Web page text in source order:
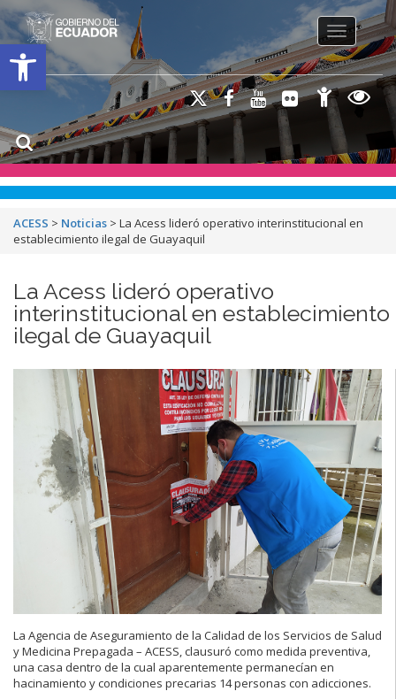
Open toolbar
Toggle
ACESS > Noticias > La Acess lideró operativo interinstitucional en
establecimiento ilegal de Guayaquil
La Acess lideró operativo
interinstitucional en establecimiento
ilegal de Guayaquil
La Agencia de Aseguramiento de la Calidad de los Servicios de Salud
y Medicina Prepagada – ACESS, clausuró como medida preventiva,
una casa dentro de la cual aparentemente permanecían en
hacinamiento y condiciones precarias 14 personas con adicciones.